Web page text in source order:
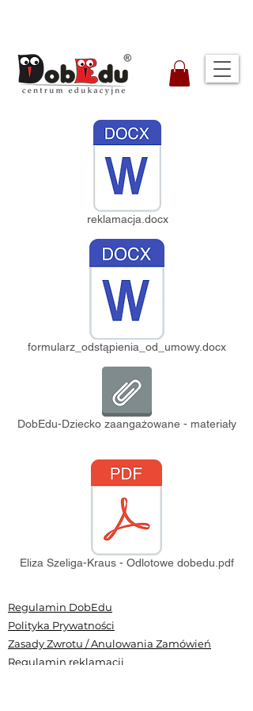
reklamacja.docx
formularz_odstąpienia_od_umowy.docx
DobEdu-Dziecko zaangażowane - materiały
Eliza Szeliga-Kraus - Odlotowe dobedu.pdf
Regulamin DobEdu
Polityka Prywatności
Zasady Zwrotu / Anulowania Zamówień
Regulamin reklamacji